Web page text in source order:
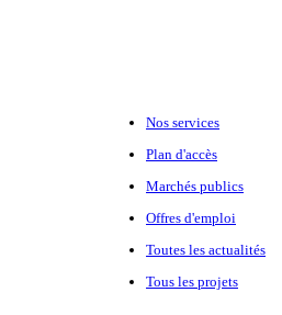
Nos services
Plan d'accès
Marchés publics
Offres d'emploi
Toutes les actualités
Tous les projets